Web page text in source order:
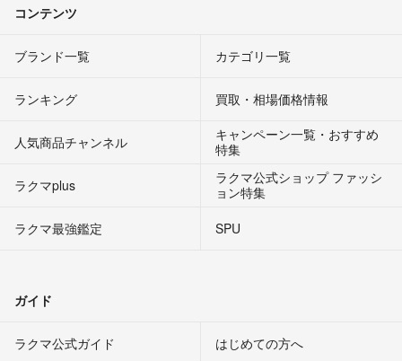
コンテンツ
ブランド一覧 カテゴリ一覧
ランキング 買取・相場価格情報
人気商品チャンネル
キャンペーン一覧・おすすめ
特集
ラクマplus
ラクマ公式ショップ ファッシ
ョン特集
ラクマ最強鑑定
SPU
ガイド
ラクマ公式ガイド はじめての方へ